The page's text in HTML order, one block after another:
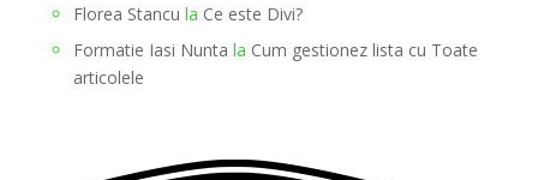
Florea Stancu la Ce este Divi?
Formatie Iasi Nunta la Cum gestionez lista cu Toate
articolele